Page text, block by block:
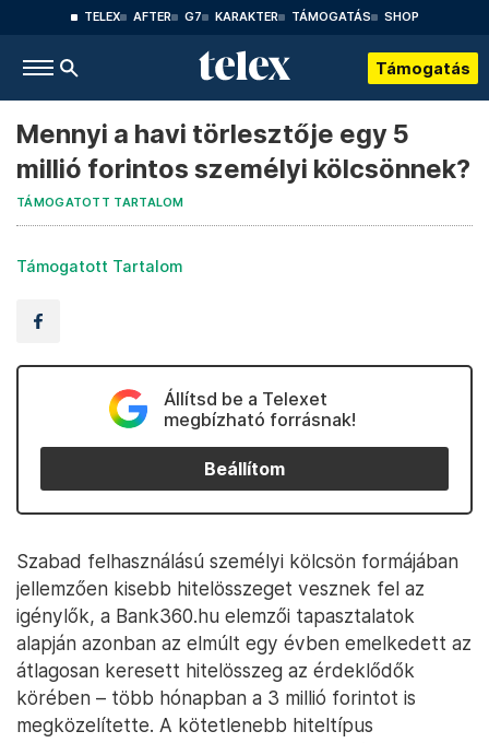
TELEX AFTER G7 KARAKTER TÁMOGATÁS SHOP
Támogatás
Mennyi a havi törlesztője egy 5
millió forintos személyi kölcsönnek?
TÁMOGATOTT TARTALOM
Támogatott Tartalom
Állítsd be a Telexet
megbízható forrásnak!
Beállítom
Szabad felhasználású személyi kölcsön formájában
jellemzően kisebb hitelösszeget vesznek fel az
igénylők, a Bank360.hu elemzői tapasztalatok
alapján azonban az elmúlt egy évben emelkedett az
átlagosan keresett hitelösszeg az érdeklődők
körében – több hónapban a 3 millió forintot is
megközelítette. A kötetlenebb hiteltípus